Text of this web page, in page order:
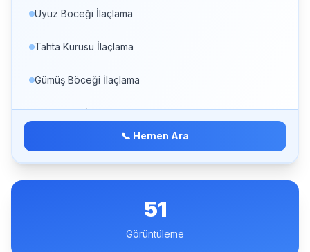
Uyuz Böceği İlaçlama
Tahta Kurusu İlaçlama
Gümüş Böceği İlaçlama
Kedi Piresi İlaçlama
Toz Akarı İlaçlama
📞 Hemen Ara
51
Görüntüleme